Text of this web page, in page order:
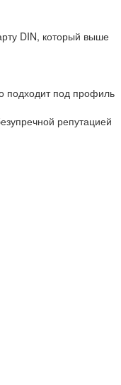
DIN, который выше
подходит под профиль
репутацией